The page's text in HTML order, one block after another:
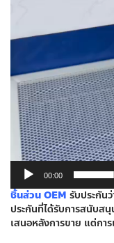
00:00
ชิ้นส่วน OEM รับประกัน
ประกันที่ได้รับการสนับส
เสนอหลังการขาย แต่กา